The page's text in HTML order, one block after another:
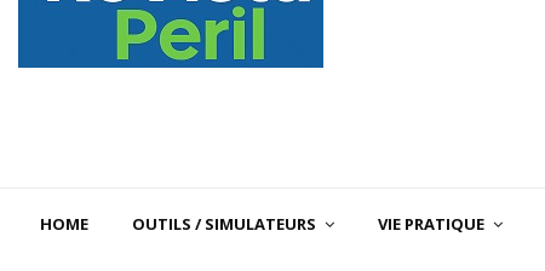
HOME OUTILS / SIMULATEURS VIE PRATIQUE